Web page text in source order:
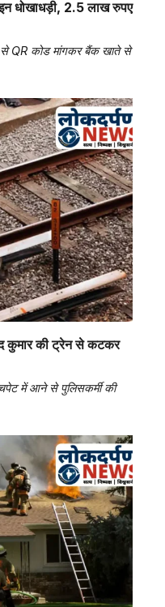
धोखाधड़ी, 2.5 लाख रुपए
से QR कोड मांगकर बैंक खाते से
कुमार की ट्रेन से कटकर
में आने से पुलिसकर्मी की